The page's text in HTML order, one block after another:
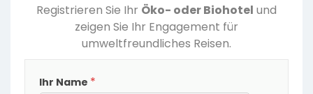
Registrieren Sie Ihr Öko- oder Biohotel und
zeigen Sie Ihr Engagement für
umweltfreundliches Reisen.
Richiesta
Ihr Name *